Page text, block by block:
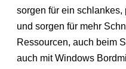
sorgen für ein
und sorgen für mehr
Ressourcen, auch beim
auch mit Windows